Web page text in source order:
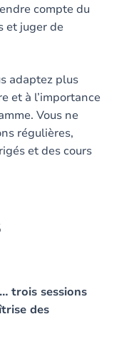
compte du
et juger de
adaptez plus
et à l’importance
Vous ne
régulières,
et des cours
trois sessions
des